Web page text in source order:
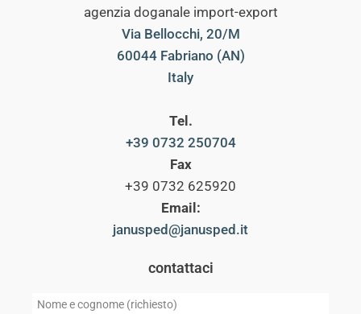
agenzia doganale import-export
Via Bellocchi, 20/M
60044 Fabriano (AN)
Italy
Tel.
+39 0732 250704
Fax
+39 0732 625920
Email:
janusped@janusped.it
contattaci